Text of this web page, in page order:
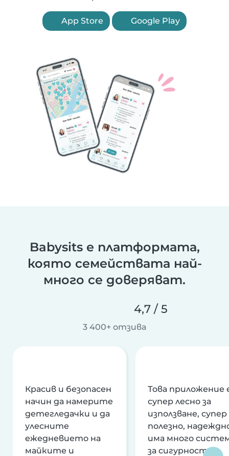
App Store Google Play
Babysits е платформата,
която семействата най-
много се доверяват.
4,7 / 5
3 400+ отзива
Красив и безопасен
начин да намерите
детегледачки и да
улесните
ежедневието на
майките и
Това приложение
супер лесно за
използване, супер
полезно,
има много
за сигурност и